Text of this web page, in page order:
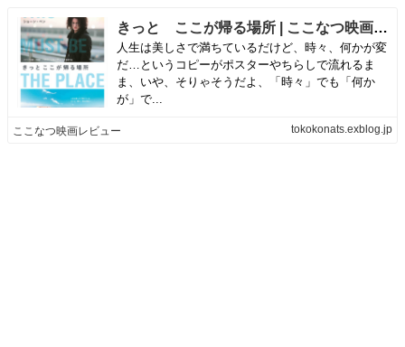
きっと ここが帰る場所 | ここなつ映画レビュー
人生は美しさで満ちているだけど、時々、何かが変
だ…というコピーがポスターやちらしで流れるま
ま、いや、そりゃそうだよ、「時々」でも「何か
が」で...
ここなつ映画レビュー tokokonats.exblog.jp